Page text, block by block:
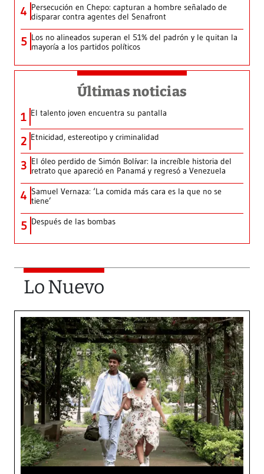
4 Persecución en Chepo: capturan a hombre señalado de
disparar contra agentes del Senafront
5 Los no alineados superan el 51% del padrón y le quitan la
mayoría a los partidos políticos
Últimas noticias
1 El talento joven encuentra su pantalla​
2 Etnicidad, estereotipo y criminalidad
3 El óleo perdido de Simón Bolívar: la increíble historia del
retrato que apareció en Panamá y regresó a Venezuela
4 Samuel Vernaza: ‘La comida más cara es la que no se
tiene’
5 Después de las bombas
Lo Nuevo